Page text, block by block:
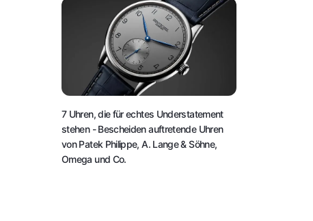
7 Uhren, die für echtes Understatement
stehen - Bescheiden auftretende Uhren
von Patek Philippe, A. Lange & Söhne,
Omega und Co.